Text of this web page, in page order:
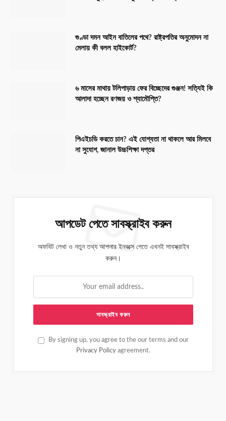
গুণ্ডা দমন আইন বাতিলের পথে? রাষ্ট্রপতির অনুমোদন না
মেলায় কী বলল হাইকোর্ট?
৬ মাসের মাথায় টলিপাড়ায় ফের বিচ্ছেদের গুঞ্জন! সত্যিই কি
আলাদা হচ্ছেন রণজয় ও শ্যামৌপ্তি?
পিএইচডি করতে চান? এই যোগ্যতা না থাকলে আর মিলবে
না সুযোগ, জানাল উচ্চশিক্ষা দপ্তর
আপডেট পেতে সাবস্ক্রাইব করুন
অফবিট লেখা ও নতুন তথ্য আপনার ইনবক্সে পেতে এখনই সাবস্ক্রাইব
করুন।
By signing up, you agree to the our terms and our
Privacy Policy agreement.